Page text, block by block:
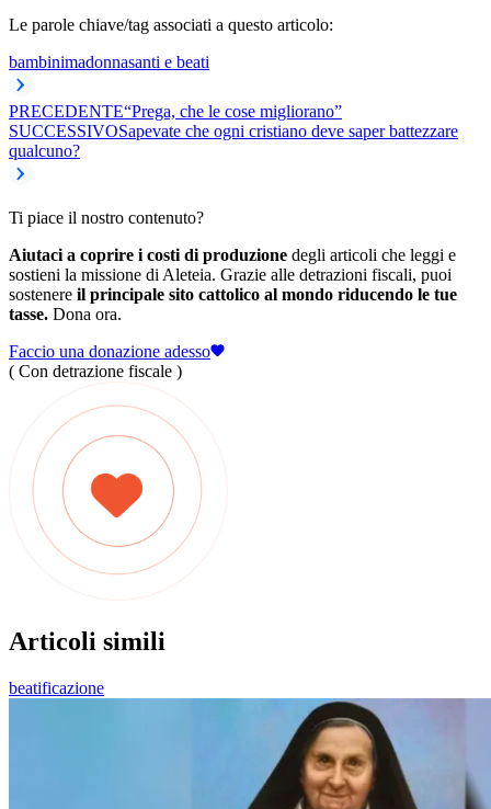
Le parole chiave/tag associati a questo articolo:
bambinimadonnasanti e beati
PRECEDENTE“Prega, che le cose migliorano”
SUCCESSIVOSapevate che ogni cristiano deve saper battezzare
qualcuno?
Ti piace il nostro contenuto?
Aiutaci a coprire i costi di produzione degli articoli che leggi e
sostieni la missione di Aleteia. Grazie alle detrazioni fiscali, puoi
sostenere il principale sito cattolico al mondo riducendo le tue
tasse. Dona ora.
Faccio una donazione adesso
( Con detrazione fiscale )
Articoli simili
beatificazione